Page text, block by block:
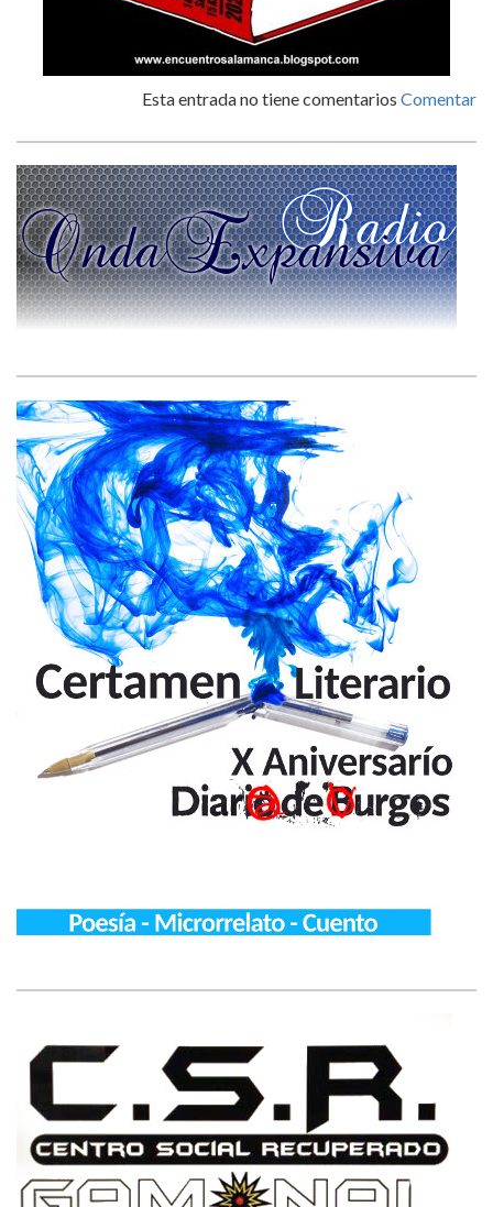
Esta entrada no tiene comentarios Comentar